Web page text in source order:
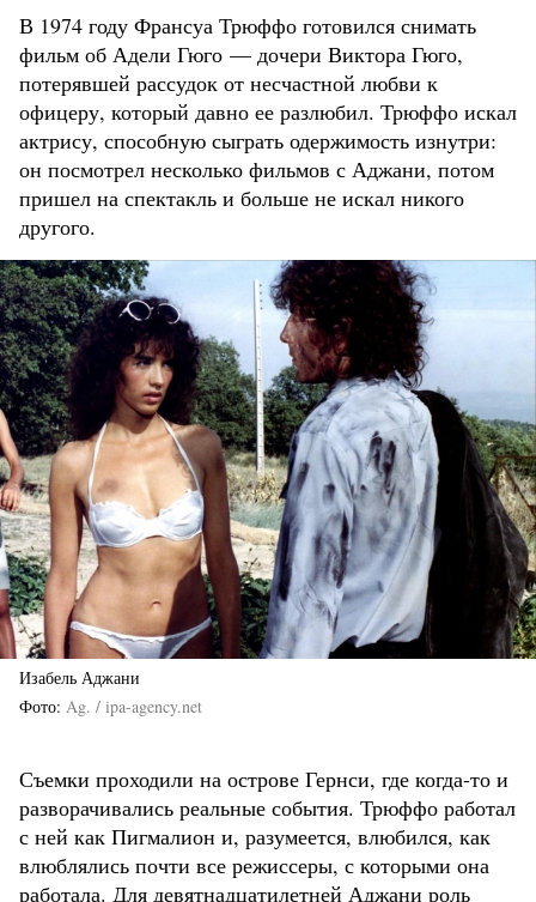
В 1974 году Франсуа Трюффо готовился снимать
фильм об Адели Гюго — дочери Виктора Гюго,
потерявшей рассудок от несчастной любви к
офицеру, который давно ее разлюбил. Трюффо искал
актрису, способную сыграть одержимость изнутри:
он посмотрел несколько фильмов с Аджани, потом
пришел на спектакль и больше не искал никого
другого.
Изабель Аджани
Фото Ag. / ipa-agency.net
Съемки проходили на острове Гернси, где когда-то и
разворачивались реальные события. Трюффо работал
с ней как Пигмалион и, разумеется, влюбился, как
влюблялись почти все режиссеры, с которыми она
работала. Для девятнадцатилетней Аджани роль